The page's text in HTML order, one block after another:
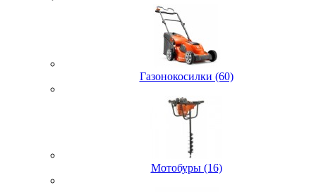
Газонокосилки (60)
Мотобуры (16)